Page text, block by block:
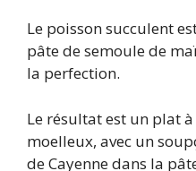
Le poisson succulent
pâte de semoule de
la perfection.
Le résultat est un plat
moelleux, avec un
de Cayenne dans la